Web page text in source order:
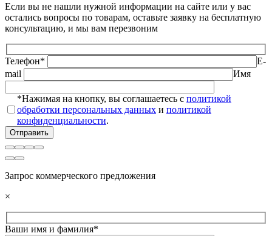
Если вы не нашли нужной информации на сайте или у вас
остались вопросы по товарам, оставьте заявку на бесплатную
консультацию, и мы вам перезвоним
Телефон*
E-
mail
Имя
*Нажимая на кнопку, вы соглашаетесь с политикой
обработки персональных данных и политикой
конфиденциальности.
Запрос коммерческого предложения
×
Ваши имя и фамилия*